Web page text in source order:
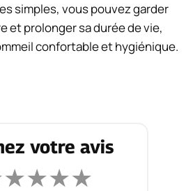
simples, vous pouvez garder
et prolonger sa durée de vie,
confortable et hygiénique.
votre avis
★★★★